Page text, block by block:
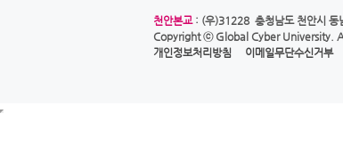
천안본교: (우)31228 충청남도 천안시 동
Copyright ⓒ Global Cyber University.
개인정보처리방침
이메일무단수신거부